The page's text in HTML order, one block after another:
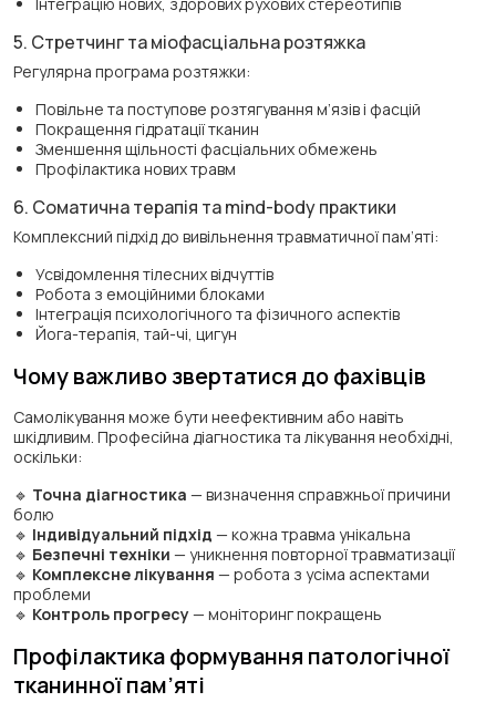
5. Стретчинг та міофасціальна розтяжка
Регулярна програма розтяжки:
Повільне та поступове розтягування м’язів і фасцій
Покращення гідратації тканин
Зменшення щільності фасціальних обмежень
Профілактика нових травм
6. Соматична терапія та mind-body практики
Комплексний підхід до вивільнення травматичної пам’яті:
Усвідомлення тілесних відчуттів
Робота з емоційними блоками
Інтеграція психологічного та фізичного аспектів
Йога-терапія, тай-чі, цигун
Чому важливо звертатися до фахівців
Самолікування може бути неефективним або навіть
шкідливим. Професійна діагностика та лікування необхідні,
оскільки:
🔹 Точна діагностика — визначення справжньої причини
болю
🔹 Індивідуальний підхід — кожна травма унікальна
🔹 Безпечні техніки — уникнення повторної травматизації
🔹 Комплексне лікування — робота з усіма аспектами
проблеми
🔹 Контроль прогресу— моніторинг покращень
Профілактика формування патологічної
тканинної пам’яті